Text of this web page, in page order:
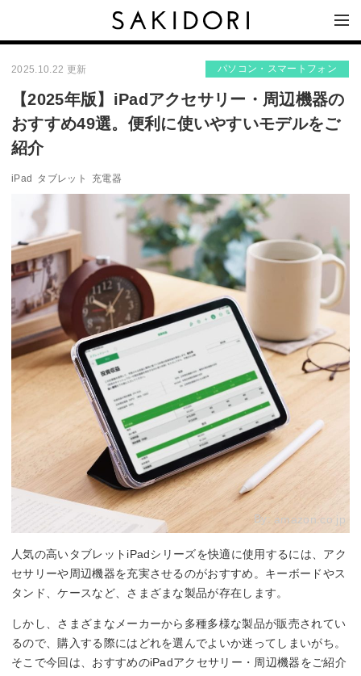
2025.10.22 更新 パソコン・スマートフォン
【2025年版】iPadアクセサリー・周辺機器の
おすすめ49選。便利に使いやすいモデルをご
紹介
iPad タブレット 充電器
By: amazon.co.jp
人気の高いタブレットiPadシリーズを快適に使用するには、アク
セサリーや周辺機器を充実させるのがおすすめ。キーボードやス
タンド、ケースなど、さまざまな製品が存在します。
しかし、さまざまなメーカーから多種多様な製品が販売されてい
るので、購入する際にはどれを選んでよいか迷ってしまいがち。
そこで今回は、おすすめのiPadアクセサリー・周辺機器をご紹介